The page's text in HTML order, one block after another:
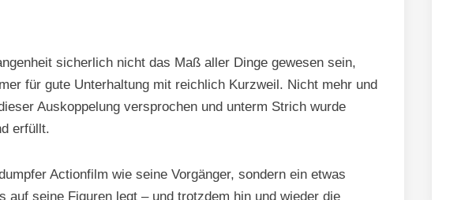
sicherlich nicht das Maß aller Dinge gewesen sein,
für gute Unterhaltung mit reichlich Kurzweil. Nicht mehr und
Auskoppelung versprochen und unterm Strich wurde
erfüllt.
Actionfilm wie seine Vorgänger, sondern ein etwas
auf seine Figuren legt – und trotzdem hin und wieder die